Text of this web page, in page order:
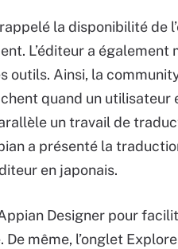
la disponibilité de
L’éditeur a également
outils. Ainsi, la
quand un
un travail de
a présenté la
en japonais.
Designer pour
même, l’onglet